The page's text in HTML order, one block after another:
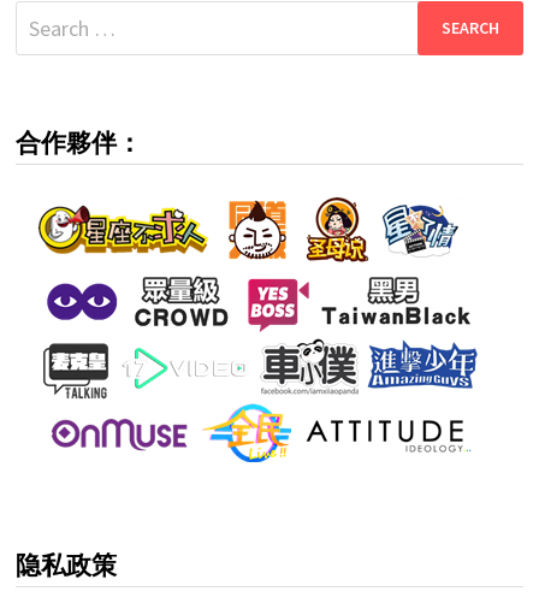
Search
for:
合作夥伴：
隐私政策